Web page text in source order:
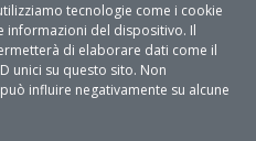
tecnologie come i cookie
informazioni del dispositivo. Il
di elaborare dati come il
unici su questo sito. Non
influire negativamente su alcune